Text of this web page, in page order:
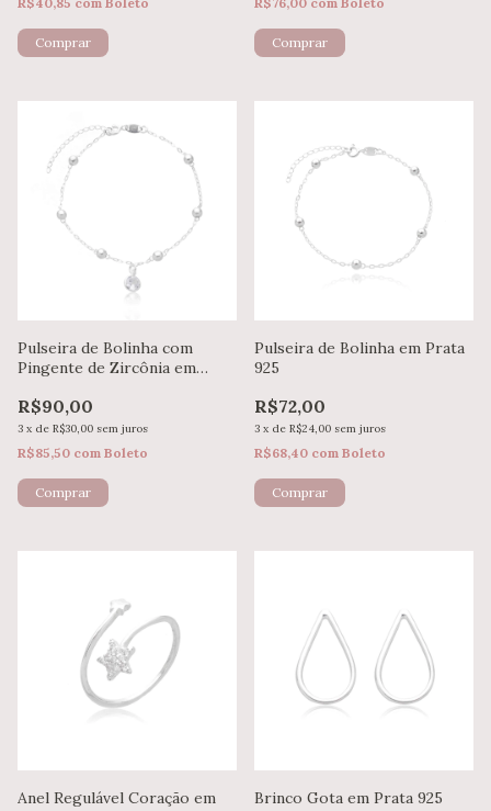
Pulseira de Bolinha com
Pingente de Zircônia em
R$90,00
3 x de R$30,00 sem juros
R$85,50 com Boleto
Pulseira de Bolinha em Prata
925
R$72,00
3 x de R$24,00 sem juros
R$68,40 com Boleto
Anel Regulável Coração em
Brinco Gota em Prata 925